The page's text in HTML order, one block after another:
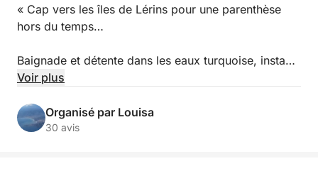
« Cap vers les îles de Lérins pour une parenthèse
hors du temps…
Baignade et détente dans les eaux turquoise, instants
privilégiés au mouillage, collation servie à bord dans
l’heure dorée : une navigation tout en douceur,
bercée par les derniers reflets du soleil, en direction
Voir plus
Organisé par Louisa
30 avis